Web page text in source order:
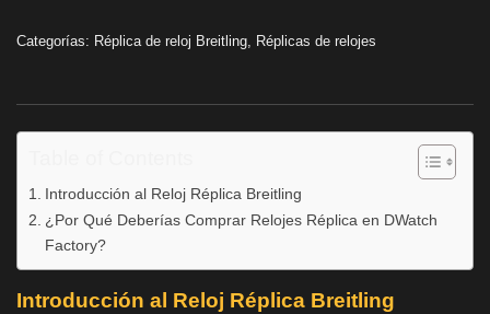
Categorías: Réplica de reloj Breitling Réplicas de relojes
Introducción al Reloj Réplica Breitling
¿Por Qué Deberías Comprar Relojes Réplica en DWatch
Factory?
Introducción al Reloj Réplica Breitling